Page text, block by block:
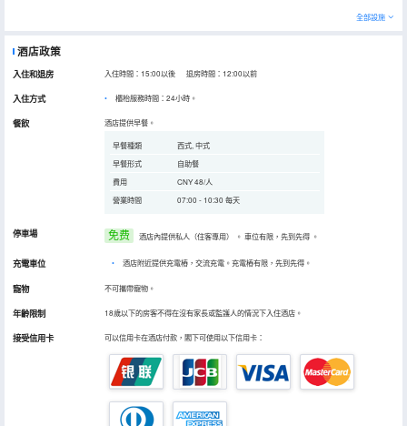
全部設施
酒店政策
入住和退房 入住時間：15:00以後 退房時間：12:00以前
入住方式 櫃枱服務時間：24小時。
餐飲 酒店提供早餐。
早餐種類
西式, 中式
早餐形式
自助餐
費用
CNY 48/人
營業時間
07:00 - 10:30 每天
停車場 免费 酒店內提供私人（住客專用） 。 車位有限，先到先得 。
充電車位 • 酒店附近提供充電樁，交流充電。充電樁有限，先到先得。
寵物 不可攜帶寵物。
年齡限制 18歲以下的房客不得在沒有家長或監護人的情況下入住酒店。
接受信用卡 可以信用卡在酒店付款，閣下可使用以下信用卡：